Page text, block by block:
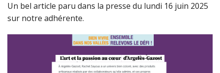
Un bel article paru dans la presse du lundi 16 juin 2025
sur notre adhérente.